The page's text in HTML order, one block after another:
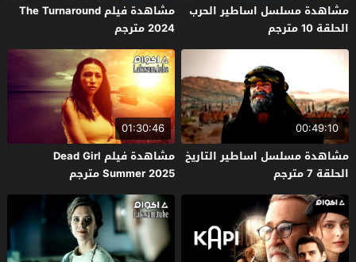
مشاهدة مسلسل اساطير الحرب
الحلقة 10 مترجم
مشاهدة فيلم The Turnaround
2024 مترجم
00:49:10
مشاهدة مسلسل اساطير التاريخ
الحلقة 7 مترجم
01:30:46
مشاهدة فيلم Dead Girl
Summer 2025 مترجم